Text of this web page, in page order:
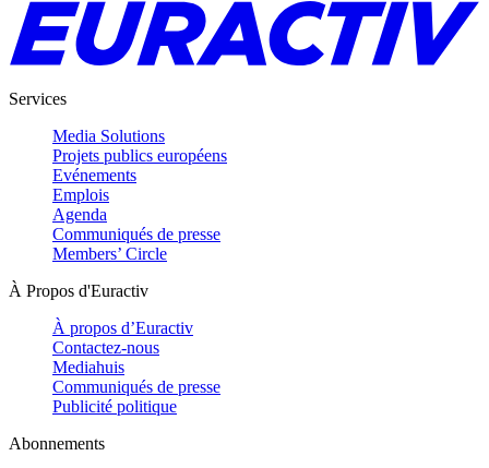
Services
Media Solutions
Projets publics européens
Evénements
Emplois
Agenda
Communiqués de presse
Members’ Circle
À Propos d'Euractiv
À propos d’Euractiv
Contactez-nous
Mediahuis
Communiqués de presse
Publicité politique
Abonnements